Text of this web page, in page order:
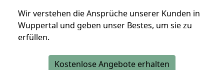
Wir verstehen die Ansprüche unserer Kunden in
Wuppertal und geben unser Bestes, um sie zu
erfüllen.
Kostenlose Angebote erhalten